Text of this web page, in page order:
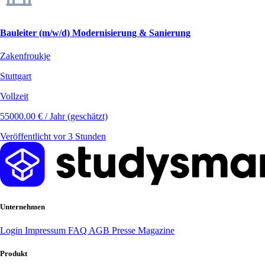
Bauleiter (m/w/d) Modernisierung & Sanierung
Zakenfroukje
Stuttgart
Vollzeit
55000.00 € / Jahr (geschätzt)
Veröffentlicht vor 3 Stunden
Unternehmen
Login Impressum FAQ AGB Presse Magazine
Produkt